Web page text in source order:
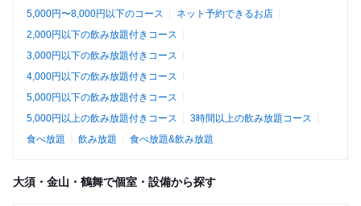
5,000円〜8,000円以下のコース
ネット予約できるお店
2,000円以下の飲み放題付きコース
3,000円以下の飲み放題付きコース
4,000円以下の飲み放題付きコース
5,000円以下の飲み放題付きコース
5,000円以上の飲み放題付きコース
3時間以上の飲み放題コース
食べ放題
飲み放題 食べ放題&飲み放題
大須・金山・鶴舞で個室・設備から探す